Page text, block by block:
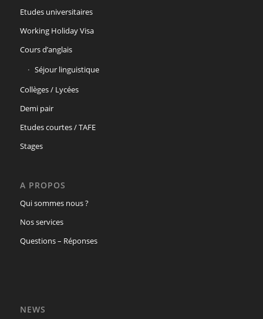
Etudes universitaires
Working Holiday Visa
Cours d’anglais
Séjour linguistique
Collèges / Lycées
Demi pair
Etudes courtes / TAFE
Stages
A PROPOS
Qui sommes nous ?
Nos services
Questions – Réponses
NEWS